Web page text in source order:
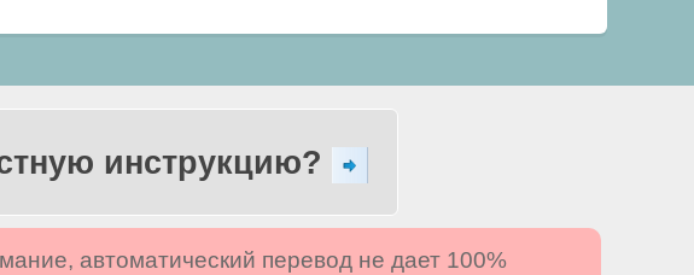
инструкцию?
автоматический перевод не дает 100%